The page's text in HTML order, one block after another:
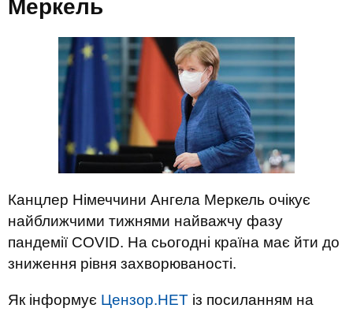
Меркель
Канцлер Німеччини Ангела Меркель очікує
найближчими тижнями найважчу фазу
пандемії COVID. На сьогодні країна має йти до
зниження рівня захворюваності.
Як інформує Цензор.НЕТ із посиланням на